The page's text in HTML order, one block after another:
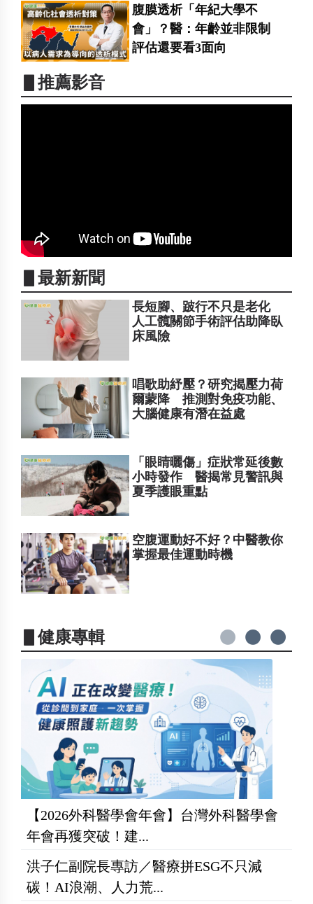
腹膜透析「年紀大學不
會」？醫：年齡並非限制
評估還要看3面向
▋推薦影音
▋最新新聞
長短腳、跛行不只是老化
人工髖關節手術評估助降臥
床風險
唱歌助紓壓？研究揭壓力荷
爾蒙降 推測對免疫功能、
大腦健康有潛在益處
「眼睛曬傷」症狀常延後數
小時發作 醫揭常見警訊與
夏季護眼重點
空腹運動好不好？中醫教你
掌握最佳運動時機
▋健康專輯
【2026外科醫學會年會】台灣外科醫學會
年會再獲突破！建...
洪子仁副院長專訪／醫療拼ESG不只減
碳！AI浪潮、人力荒...